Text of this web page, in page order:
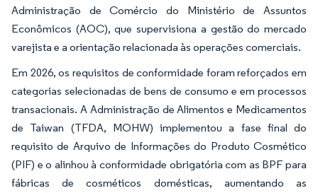
Administração de Comércio do Ministério de Assuntos
Econômicos (AOC), que supervisiona a gestão do mercado
varejista e a orientação relacionada às operações comerciais.
Em 2026, os requisitos de conformidade foram reforçados em
categorias selecionadas de bens de consumo e em processos
transacionais. A Administração de Alimentos e Medicamentos
de Taiwan (TFDA, MOHW) implementou a fase final do
requisito de Arquivo de Informações do Produto Cosmético
(PIF) e o alinhou à conformidade obrigatória com as BPF para
fábricas de cosméticos domésticas, aumentando as